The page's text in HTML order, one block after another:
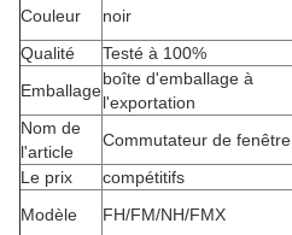
Couleur noir
Qualité
Testé à 100%
Emballage
boîte d'emballage à
l'exportation
Nom de
l'article
Commutateur de fenêtre
Le prix
compétitifs
Modèle
FH/FM/NH/FMX